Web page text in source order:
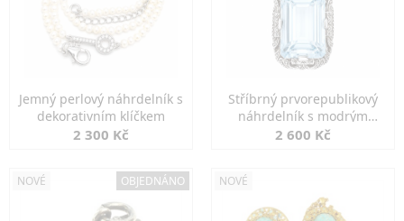
Jemný perlový náhrdelník s
dekorativním klíčkem
2 300 Kč
Stříbrný prvorepublikový
náhrdelník s modrým
spinelem
2 600 Kč
NOVÉ OBJEDNÁNO NOVÉ